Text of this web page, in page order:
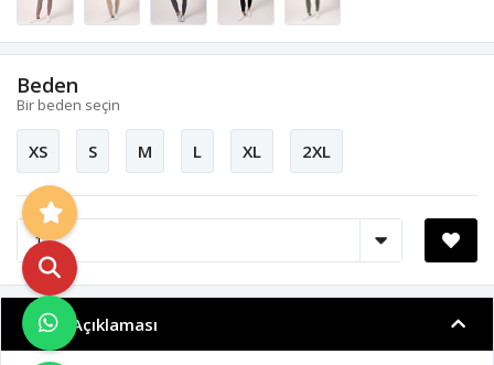
Beden
Bir beden seçin
XS S M L XL 2XL
Ürün Açıklaması